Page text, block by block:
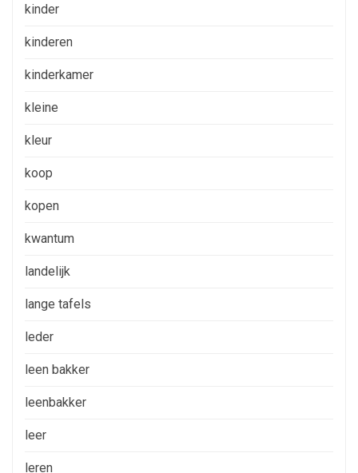
kinder
kinderen
kinderkamer
kleine
kleur
koop
kopen
kwantum
landelijk
lange tafels
leder
leen bakker
leenbakker
leer
leren